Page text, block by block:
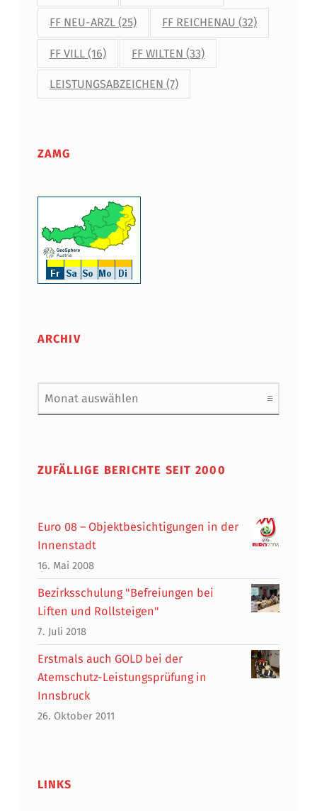
FF NEU-ARZL(25) FF REICHENAU (32)
FF VILL(16) FF WILTEN (33)
LEISTUNGSABZEICHEN (7)
ZAMG
ARCHIV
Archiv
ZUFÄLLIGE BERICHTE SEIT 2000
Euro 08 – Objektbesichtigungen in der
Innenstadt
16. Mai 2008
Bezirksschulung "Befreiungen bei
Liften und Rollsteigen"
7. Juli 2018
Erstmals auch GOLD bei der
Atemschutz-Leistungsprüfung in
Innsbruck
26. Oktober 2011
LINKS